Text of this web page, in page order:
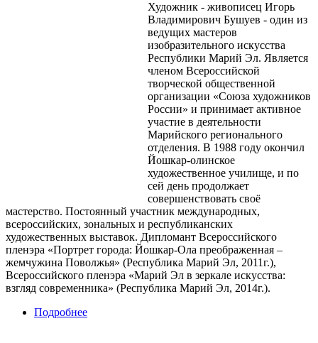
Художник - живописец Игорь
Владимирович Бушуев - один из
ведущих мастеров
изобразительного искусства
Республики Марий Эл. Является
членом Всероссийской
творческой общественной
организации «Союза художников
России» и принимает активное
участие в деятельности
Марийского регионального
отделения. В 1988 году окончил
Йошкар-олинское
художественное училище, и по
сей день продолжает
совершенствовать своё
мастерство. Постоянный участник международных,
всероссийских, зональных и республиканских
художественных выставок. Дипломант Всероссийского
пленэра «Портрет города: Йошкар-Ола преображенная –
жемчужина Поволжья» (Республика Марий Эл, 2011г.),
Всероссийского пленэра «Марий Эл в зеркале искусства:
взгляд современника» (Республика Марий Эл, 2014г.).
Подробнее